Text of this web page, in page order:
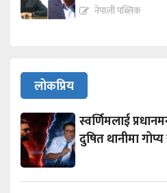
नेपाली पब्लिक
लोकप्रिय
स्वर्णिमलाई
दुषित थानीमा